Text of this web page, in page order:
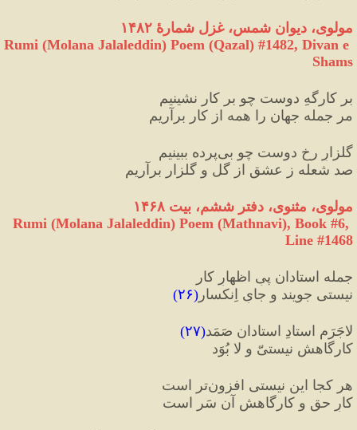
مولوی، دیوان شمس، غزل شمارهٔ ۱۴۸۲
Rumi (Molana Jalaleddin) Poem (Qazal) #1482, Divan e
Shams
بر کارگهِ دوست چو بر کار نشینیم
مر جمله جهان را همه از کار برآریم
گلزارِ رخِ دوست چو بی‌پرده ببینیم
صد شعله ز عشق از گل و گلزار برآریم
مولوی، مثنوی، دفتر ششم، بیت ۱۴۶۸
Rumi (Molana Jalaleddin) Poem (Mathnavi), Book #6,
Line #1468
جمله استادان پیِ اظهارِ کار
نیستی جویند و جایِ اِنکسار (۲۶)
لاجَرَم استادِ استادان صَمَد(۲۷)
کارگاهش نیستیّ و لا بُوَد
هر کجا این نیستی افزون‌تر است
کارِ حق و کارگاهش آن سَر است